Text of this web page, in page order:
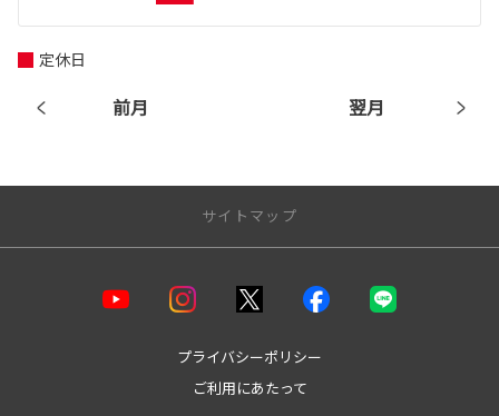
前月 翌月
定休日
サイトマップ
プライバシーポリシー
ご利用にあたって